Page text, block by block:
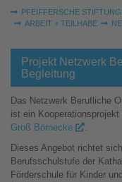
Sie sind hier:
PFEIFFERSCHE
ARBEIT + TEILHABE
Projekt Netzwerk
Begleitung
Das Netzwerk Berufliche
ist ein Kooperationsprojekt
Groß Börnecke
.
Dieses Angebot richtet
Berufsschulstufe der
Förderschule für Kinder